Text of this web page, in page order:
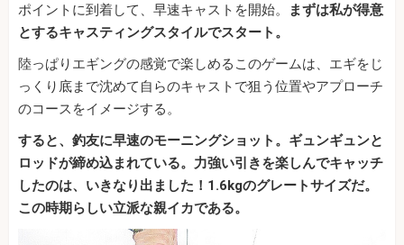
ポイントに到着して、早速キャストを開始。
まずは私が得意
とするキャスティングスタイルでスタート。
陸っぱりエギングの感覚で楽しめるこのゲームは、エギをじ
っくり底まで沈めて自らのキャストで狙う位置やアプローチ
のコースをイメージする。
すると、釣友に早速のモーニングショット。ギュンギュンと
ロッドが締め込まれている。力強い引きを楽しんでキャッチ
したのは、いきなり出ました！1.6kgのグレートサイズだ。
この時期らしい立派な親イカである。